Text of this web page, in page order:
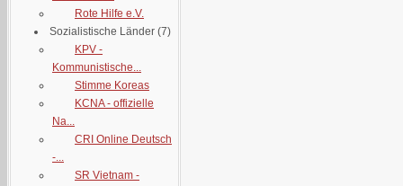
Rote Hilfe e.V.
Sozialistische Länder (7)
KPV -
Kommunistische...
Stimme Koreas
KCNA - offizielle
Na...
CRI Online Deutsch
-...
SR Vietnam -